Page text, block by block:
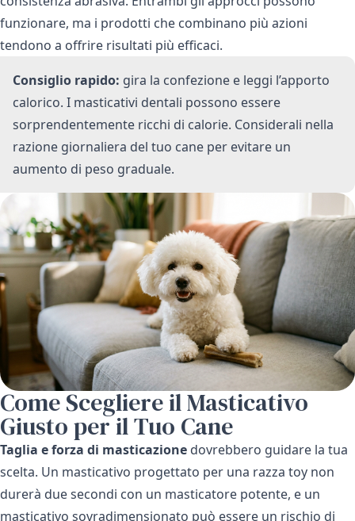
funzionare, ma i prodotti che combinano più azioni
tendono a offrire risultati più efficaci.
Consiglio rapido: gira la confezione e leggi l’apporto
calorico. I masticativi dentali possono essere
sorprendentemente ricchi di calorie. Considerali nella
razione giornaliera del tuo cane per evitare un
aumento di peso graduale.
Come Scegliere il Masticativo
Giusto per il Tuo Cane
Taglia e forza di masticazione dovrebbero guidare la tua
scelta. Un masticativo progettato per una razza toy non
durerà due secondi con un masticatore potente, e un
masticativo sovradimensionato può essere un rischio di